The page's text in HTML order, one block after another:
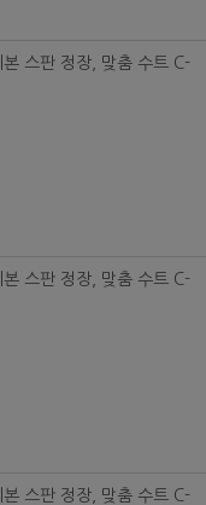
스판 정장, 맞춤 수트 C-
스판 정장, 맞춤 수트 C-
스판 정장, 맞춤 수트 C-